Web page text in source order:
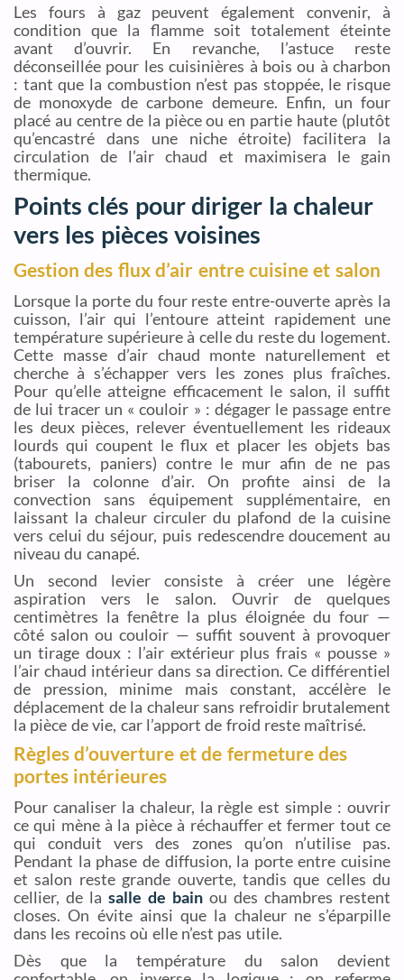
Les fours à gaz peuvent également convenir, à
condition que la flamme soit totalement éteinte
avant d’ouvrir. En revanche, l’astuce reste
déconseillée pour les cuisinières à bois ou à charbon
: tant que la combustion n’est pas stoppée, le risque
de monoxyde de carbone demeure. Enfin, un four
placé au centre de la pièce ou en partie haute (plutôt
qu’encastré dans une niche étroite) facilitera la
circulation de l’air chaud et maximisera le gain
thermique.
Points clés pour diriger la chaleur
vers les pièces voisines
Gestion des flux d’air entre cuisine et salon
Lorsque la porte du four reste entre-ouverte après la
cuisson, l’air qui l’entoure atteint rapidement une
température supérieure à celle du reste du logement.
Cette masse d’air chaud monte naturellement et
cherche à s’échapper vers les zones plus fraîches.
Pour qu’elle atteigne efficacement le salon, il suffit
de lui tracer un « couloir » : dégager le passage entre
les deux pièces, relever éventuellement les rideaux
lourds qui coupent le flux et placer les objets bas
(tabourets, paniers) contre le mur afin de ne pas
briser la colonne d’air. On profite ainsi de la
convection sans équipement supplémentaire, en
laissant la chaleur circuler du plafond de la cuisine
vers celui du séjour, puis redescendre doucement au
niveau du canapé.
Un second levier consiste à créer une légère
aspiration vers le salon. Ouvrir de quelques
centimètres la fenêtre la plus éloignée du four —
côté salon ou couloir — suffit souvent à provoquer
un tirage doux : l’air extérieur plus frais « pousse »
l’air chaud intérieur dans sa direction. Ce différentiel
de pression, minime mais constant, accélère le
déplacement de la chaleur sans refroidir brutalement
la pièce de vie, car l’apport de froid reste maîtrisé.
Règles d’ouverture et de fermeture des
portes intérieures
Pour canaliser la chaleur, la règle est simple : ouvrir
ce qui mène à la pièce à réchauffer et fermer tout ce
qui conduit vers des zones qu’on n’utilise pas.
Pendant la phase de diffusion, la porte entre cuisine
et salon reste grande ouverte, tandis que celles du
cellier, de la salle de bain ou des chambres restent
closes. On évite ainsi que la chaleur ne s’éparpille
dans les recoins où elle n’est pas utile.
Dès que la température du salon devient